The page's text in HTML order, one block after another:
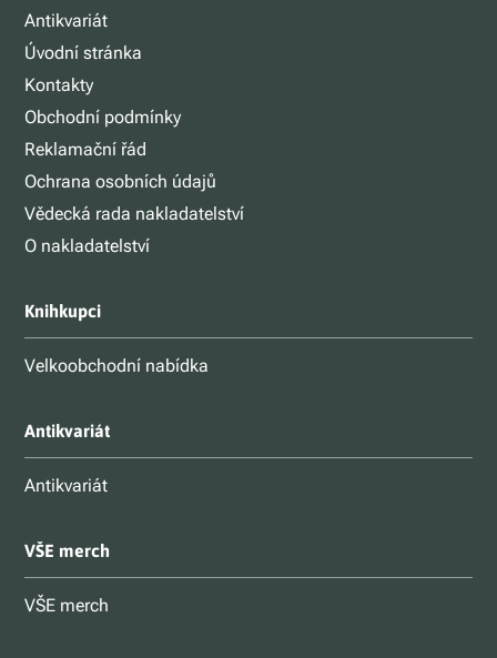
Antikvariát
Úvodní stránka
Kontakty
Obchodní podmínky
Reklamační řád
Ochrana osobních údajů
Vědecká rada nakladatelství
O nakladatelství
Knihkupci
Velkoobchodní nabídka
Antikvariát
Antikvariát
VŠE merch
VŠE merch